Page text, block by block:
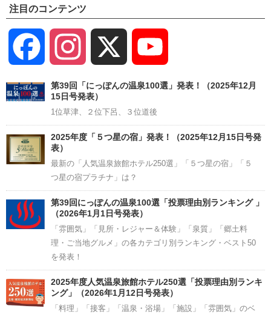
注目のコンテンツ
Facebook Instagram
Channel
第39回「にっぽんの温泉100選」発表！（2025年12月
15日号発表）
1位草津、２位下呂、３位道後
2025年度「５つ星の宿」発表！（2025年12月15日号発
表）
最新の「人気温泉旅館ホテル250選」「５つ星の宿」「５
つ星の宿プラチナ」は？
第39回にっぽんの温泉100選「投票理由別ランキング 」
（2026年1月1日号発表）
「雰囲気」「見所・レジャー＆体験」「泉質」「郷土料
理・ご当地グルメ」の各カテゴリ別ランキング・ベスト50
を発表！
2025年度人気温泉旅館ホテル250選「投票理由別ランキ
ング」（2026年1月12日号発表）
「料理」「接客」「温泉・浴場」「施設」「雰囲気」のベ